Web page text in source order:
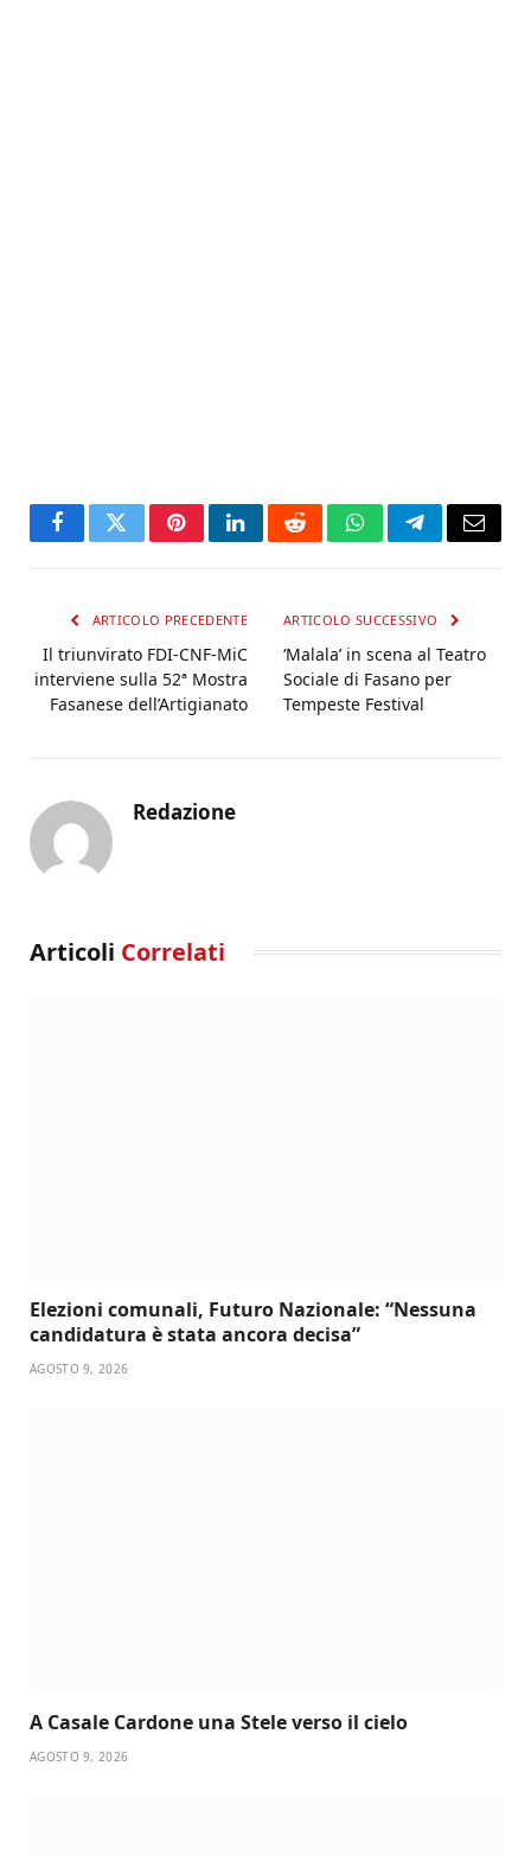
FacebookTwitterPinterestLinkedInRedditWhatsAppTelegramEmail
ARTICOLO PRECEDENTE
Il triunvirato FDI-CNF-MiC
interviene sulla 52ª Mostra
Fasanese dell’Artigianato
ARTICOLO SUCCESSIVO
‘Malala’ in scena al Teatro
Sociale di Fasano per
Tempeste Festival
Redazione
Articoli Correlati
Elezioni comunali, Futuro Nazionale: “Nessuna
candidatura è stata ancora decisa”
AGOSTO 9, 2026
A Casale Cardone una Stele verso il cielo
AGOSTO 9, 2026